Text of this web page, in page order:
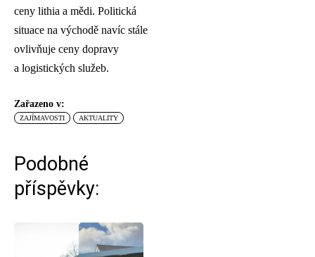
ceny lithia a mědi. Politická
situace na východě navíc stále
ovlivňuje ceny dopravy
a logistických služeb.
Zařazeno v:
ZAJÍMAVOSTI AKTUALITY
Podobné
příspěvky: